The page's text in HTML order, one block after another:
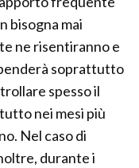
bisogna mai
ne risentiranno e
soprattutto
spesso il
nei mesi più
Nel caso di
durante i